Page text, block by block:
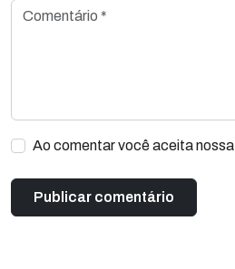
Comentário *
Ao comentar você aceita nossa